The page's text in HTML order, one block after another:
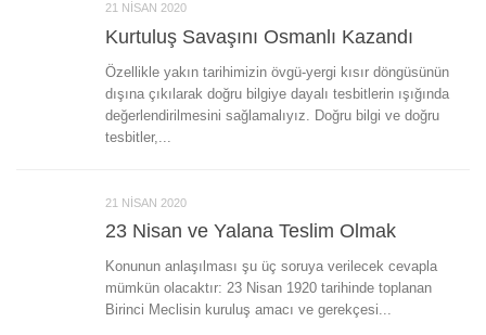
21 NISAN 2020
Kurtuluş Savaşını Osmanlı Kazandı
Özellikle yakın tarihimizin övgü-yergi kısır döngüsünün
dışına çıkılarak doğru bilgiye dayalı tesbitlerin ışığında
‎değerlendirilmesini sağlamalıyız. Doğru bilgi ve doğru
tesbitler,...
21 NISAN 2020
23 Nisan ve Yalana Teslim Olmak
Konunun anlaşılması şu üç soruya verilecek cevapla
mümkün olacaktır: 23 Nisan 1920 tarihinde toplanan
Birinci Meclisin kuruluş amacı ve gerekçesi...